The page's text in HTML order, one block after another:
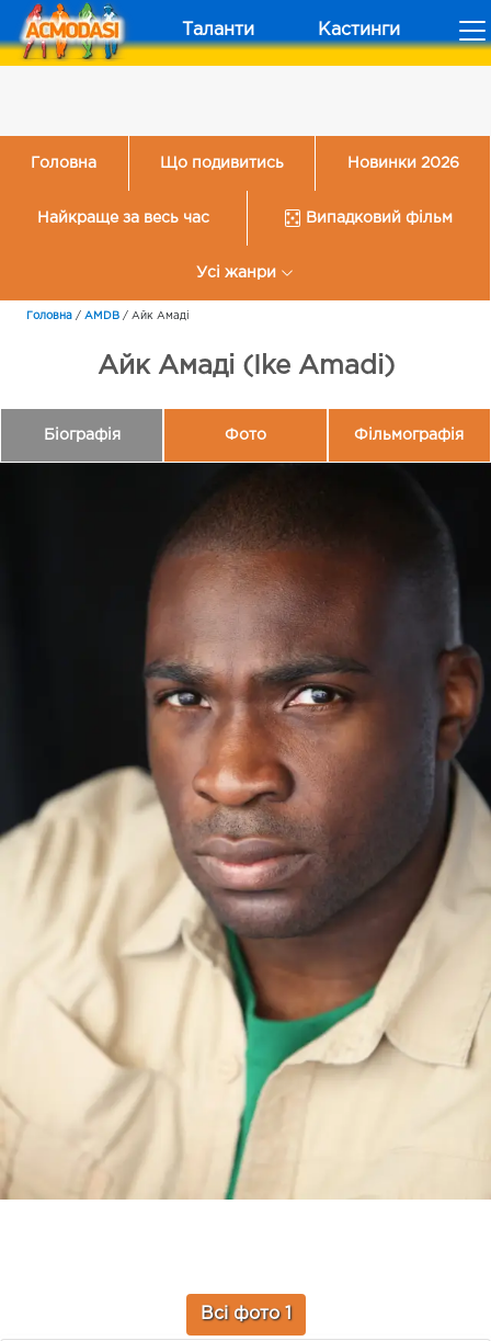
Таланти Кастинги
Головна Що подивитись Новинки 2026
Найкраще за весь час Випадковий фільм
Усі жанри
Головна / AMDB / Айк Амаді
Айк Амаді (Ike Amadi)
Біографія Фото Фільмографія
Всі фото 1